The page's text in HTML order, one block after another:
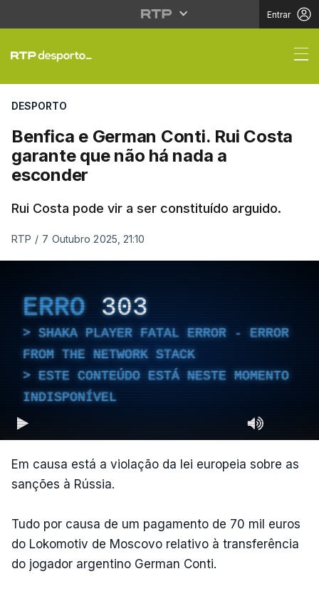
Entrar
Benfica e German
DESPORTO
Benfica e German Conti. Rui Costa
garante que não há nada a
esconder
Rui Costa pode vir a ser constituído arguido.
RTP / 7 Outubro 2025, 21:10
ERRO 303
SHAKA PLAYER FATAL ERROR - ERROR
FROM THE NETWORK STACK
ESTE CONTEÚDO ESTÁ NESTE MOMENTO
INDISPONÍVEL
Em causa está a violação da lei europeia sobre as
sanções à Rússia.
Tudo por causa de um pagamento de 70 mil euros
do Lokomotiv de Moscovo relativo à transferência
do jogador argentino German Conti.